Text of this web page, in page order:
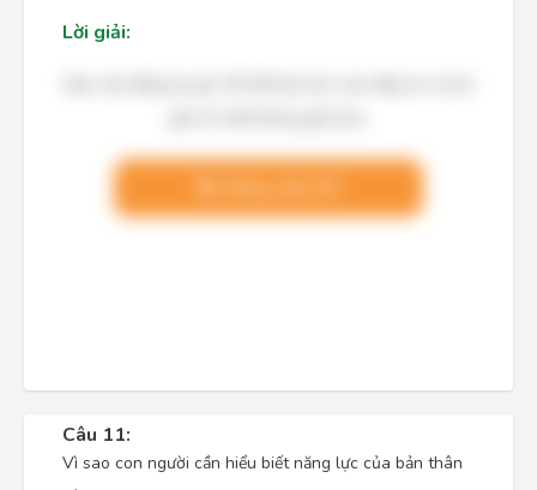
Lời giải:
Câu 11:
Vì sao con người cần hiểu biết năng lực của bản thân